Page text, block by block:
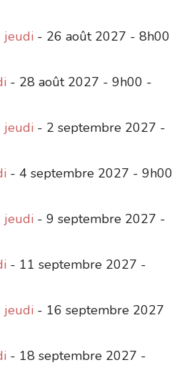
jeudi - 26 août 2027 - 8h00
- 28 août 2027 - 9h00 -
jeudi - 2 septembre 2027 -
- 4 septembre 2027 - 9h00
jeudi - 9 septembre 2027 -
- 11 septembre 2027 -
jeudi - 16 septembre 2027
- 18 septembre 2027 -